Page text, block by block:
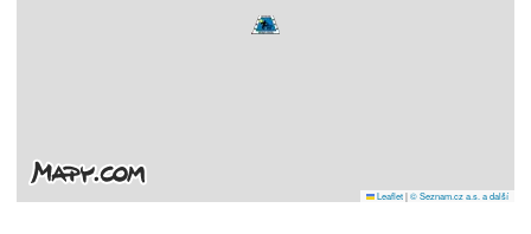
Leaflet|© Seznam.cz a.s. a další